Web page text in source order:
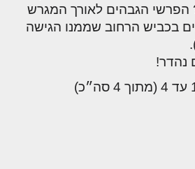
הגבהים לאורך המגרש
בכביש הרחוב שממנו הגישה
נהדר!